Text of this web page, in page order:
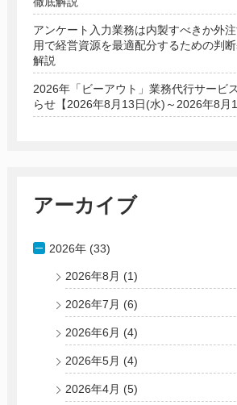
アンケート入力業務は内製すべきか外
用で経営資源を最適配分するための判
解説
2026年「ビーアウト」業務代行サービ
らせ【2026年8月13日(水)～2026年8月
アーカイブ
2026年 (33)
2026年8月 (1)
2026年7月 (6)
2026年6月 (4)
2026年5月 (4)
2026年4月 (5)